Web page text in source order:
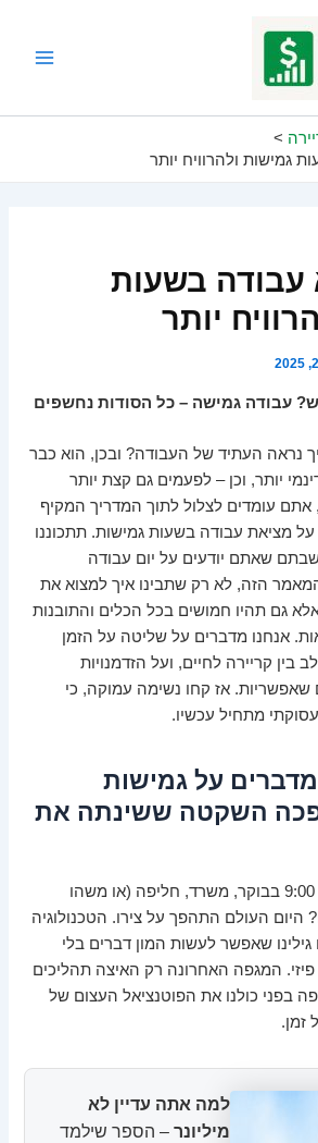
גמישות ולהרוויח יותר
עבודה בשעות
יותר
עבודה גמישה – כל הסודות נחשפים
נראה העתיד של העבודה? ובכן, הוא כבר
יותר, וכן – לפעמים גם קצת יותר
עומדים לצלול לתוך המדריך המקיף
מציאת עבודה בשעות גמישות. תתכוננו
שאתם יודעים על יום עבודה
המאמר הזה, לא רק שתבינו איך למצוא את
גם תהיו חמושים בכל הכלים והתובנות
אנחנו מדברים על שליטה על הזמן
בין קריירה לחיים, ועל הזדמנויות
אז קחו נשימה עמוקה, כי
מתחיל עכשיו.
מדברים על גמישות
השקטה ששינתה את
פעם, הכל היה פשוט: 9:00 בבוקר, משרד, חליפה (או משהו
היום העולם התהפך על צירו. הטכנולוגיה
שאפשר לעשות המון דברים בלי
פיזי. המגפה האחרונה רק האיצה תהליכים
בפני כולנו את הפוטנציאל העצום של
זמן.
למה אתה עדיין לא
מיליונר – הספר שילמד